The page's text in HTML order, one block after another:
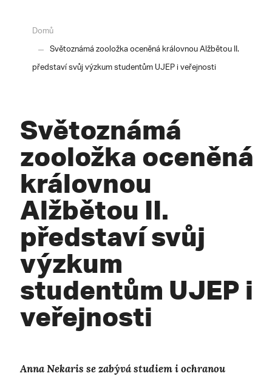
Domů
Světoznámá zooložka oceněná královnou Alžbětou II.
představí svůj výzkum studentům UJEP i veřejnosti
Světoznámá
zooložka oceněná
královnou
Alžbětou II.
představí svůj
výzkum
studentům UJEP i
veřejnosti
Anna Nekaris se zabývá studiem i ochranou